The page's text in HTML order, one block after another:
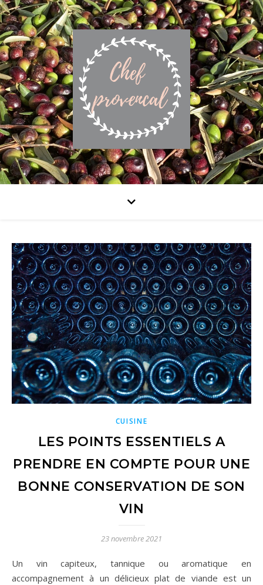
CUISINE
LES POINTS ESSENTIELS A
PRENDRE EN COMPTE POUR UNE
BONNE CONSERVATION DE SON
VIN
23 novembre 2021
Un vin capiteux, tannique ou aromatique en
accompagnement à un délicieux plat de viande est un